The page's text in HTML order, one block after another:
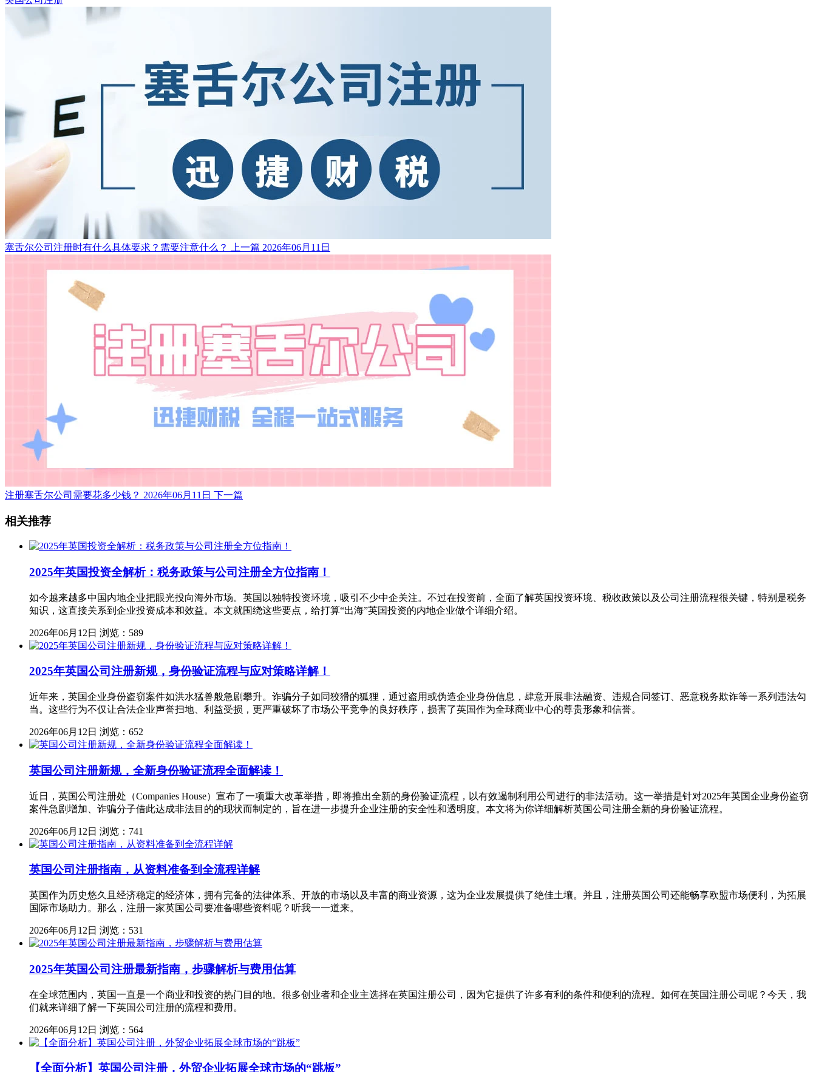
塞舌尔公司注册时有什么具体要求？需要注意什么？ 上一篇 2026年06月11日
注册塞舌尔公司需要花多少钱？ 2026年06月11日 下一篇
相关推荐
2025年英国投资全解析：税务政策与公司注册全方位指南！
如今越来越多中国内地企业把眼光投向海外市场。英国以独特投资环境，吸引不少中企关注。不过在投资前，全面了解英国投资环境、税收政策以及公司注册流程很关键，特别是税务
知识，这直接关系到企业投资成本和效益。本文就围绕这些要点，给打算“出海”英国投资的内地企业做个详细介绍。
2026年06月12日 浏览：589
2025年英国公司注册新规，身份验证流程与应对策略详解！
近年来，英国企业身份盗窃案件如洪水猛兽般急剧攀升。诈骗分子如同狡猾的狐狸，通过盗用或伪造企业身份信息，肆意开展非法融资、违规合同签订、恶意税务欺诈等一系列违法勾
当。这些行为不仅让合法企业声誉扫地、利益受损，更严重破坏了市场公平竞争的良好秩序，损害了英国作为全球商业中心的尊贵形象和信誉。
2026年06月12日 浏览：652
英国公司注册新规，全新身份验证流程全面解读！
近日，英国公司注册处（Companies House）宣布了一项重大改革举措，即将推出全新的身份验证流程，以有效遏制利用公司进行的非法活动。这一举措是针对2025年英国企业身份盗窃
案件急剧增加、诈骗分子借此达成非法目的的现状而制定的，旨在进一步提升企业注册的安全性和透明度。本文将为你详细解析英国公司注册全新的身份验证流程。
2026年06月12日 浏览：741
英国公司注册指南，从资料准备到全流程详解
英国作为历史悠久且经济稳定的经济体，拥有完备的法律体系、开放的市场以及丰富的商业资源，这为企业发展提供了绝佳土壤。并且，注册英国公司还能畅享欧盟市场便利，为拓展
国际市场助力。那么，注册一家英国公司要准备哪些资料呢？听我一一道来。
2026年06月12日 浏览：531
2025年英国公司注册最新指南，步骤解析与费用估算
在全球范围内，英国一直是一个商业和投资的热门目的地。很多创业者和企业主选择在英国注册公司，因为它提供了许多有利的条件和便利的流程。如何在英国注册公司呢？今天，我
们就来详细了解一下英国公司注册的流程和费用。
2026年06月12日 浏览：564
【全面分析】英国公司注册，外贸企业拓展全球市场的“跳板”